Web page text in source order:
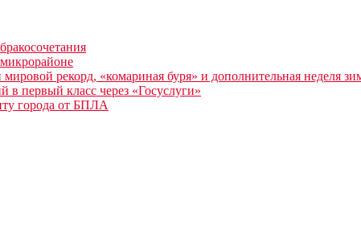
рекорд, «комариная буря» и дополнительная неделя
в первый класс через «Госуслуги»
города от БПЛА